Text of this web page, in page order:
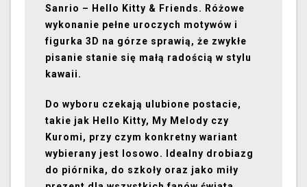
Sanrio – Hello Kitty & Friends. Różowe
wykonanie pełne uroczych motywów i
figurka 3D na górze sprawią, że zwykłe
pisanie stanie się małą radością w stylu
kawaii.
Do wyboru czekają ulubione postacie,
takie jak Hello Kitty, My Melody czy
Kuromi, przy czym konkretny wariant
wybierany jest losowo. Idealny drobiazg
do piórnika, do szkoły oraz jako miły